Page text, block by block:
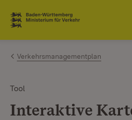
Zum Inhalt springen
Link zur Startseite
Verkehrsmanagementplan
Tool
Interaktive